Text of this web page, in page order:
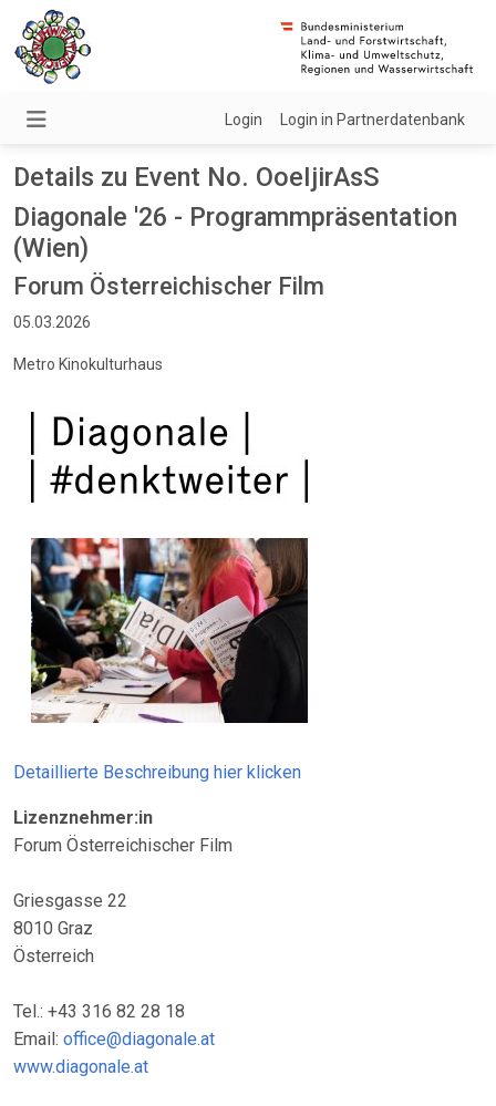
Login Login in Partnerdatenbank
Details zu Event No. OoeIjirAsS
Diagonale '26 - Programmpräsentation
(Wien)
Forum Österreichischer Film
05.03.2026
Metro Kinokulturhaus
Detaillierte Beschreibung hier klicken
Lizenznehmer:in
Forum Österreichischer Film
Griesgasse 22
8010 Graz
Österreich
Tel.: +43 316 82 28 18
Email: office@diagonale.at
www.diagonale.at